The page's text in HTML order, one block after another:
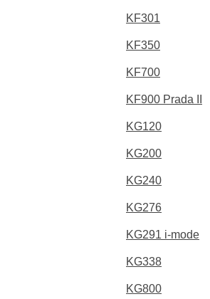
KF301
KF350
KF700
KF900 Prada II
KG120
KG200
KG240
KG276
KG291 i-mode
KG338
KG800